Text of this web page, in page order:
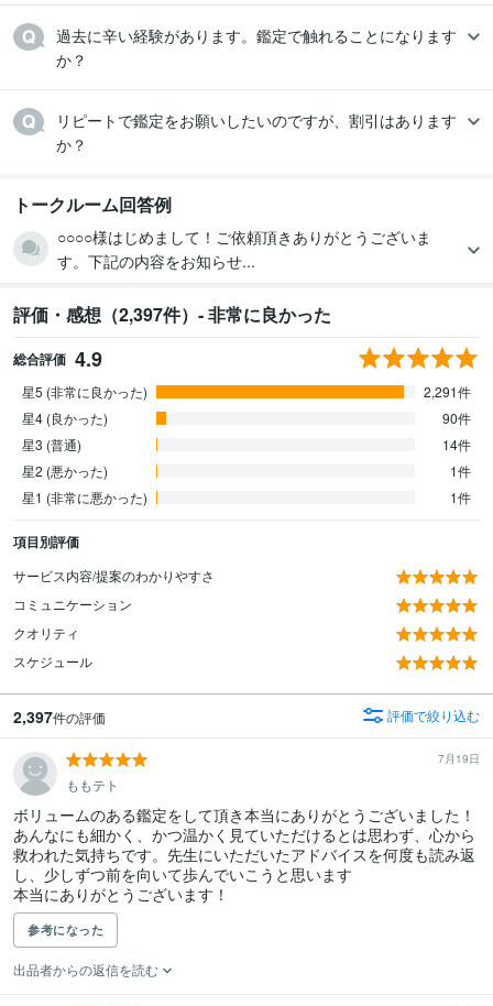
過去に辛い経験があります。鑑定で触れることになります
か？
リピートで鑑定をお願いしたいのですが、割引はあります
か？
トークルーム回答例
○○○○様はじめまして！ご依頼頂きありがとうございま
す。下記の内容をお知らせ...
評価・感想（2,397件）- 非常に良かった
総合評価 4.9
星5 (非常に良かった)
2,291件
星4 (良かった)
90件
星3 (普通)
14件
星2 (悪かった)
1件
星1 (非常に悪かった)
1件
項目別評価
サービス内容/提案のわかりやすさ
コミュニケーション
クオリティ
スケジュール
2,397件の評価 評価で絞り込む
7月19日
ももテト
ボリュームのある鑑定をして頂き本当にありがとうございました！
あんなにも細かく、かつ温かく見ていただけるとは思わず、心から
救われた気持ちです。先生にいただいたアドバイスを何度も読み返
し、少しずつ前を向いて歩んでいこうと思います
本当にありがとうございます！
参考になった
出品者からの返信を読む